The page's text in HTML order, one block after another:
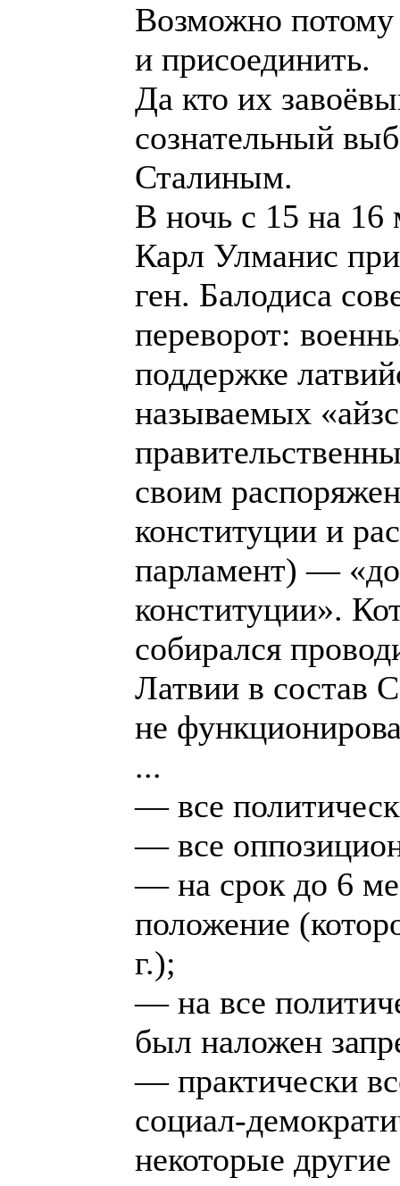
Возможно потому
и присоединить.
Да кто их
сознательный
Сталиным.
В ночь с 15 на 16
Карл Улманис
ген. Балодиса
переворот:
поддержке
называемых
своим
конституции и
парламент) —
конституции».
собирался
Латвии в состав
не
...
— все
— все
— на срок до 6
положение
г.);
— на все
был наложен
— практически
социал-
некоторые